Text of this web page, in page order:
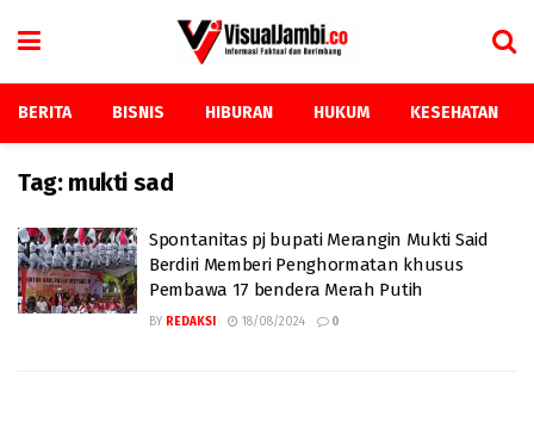
BERITA BISNIS HIBURAN HUKUM KESEHATAN
Tag: mukti sad
Spontanitas pj bupati Merangin Mukti Said
Berdiri Memberi Penghormatan khusus
Pembawa 17 bendera Merah Putih
BY REDAKSI 18/08/2024 0